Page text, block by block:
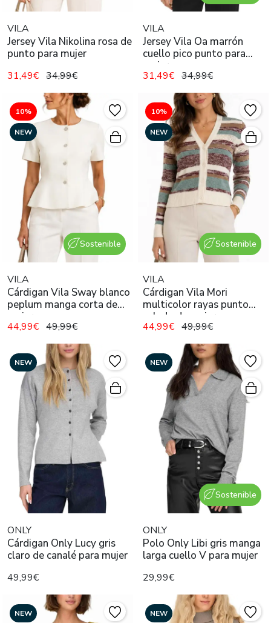
VILA
Jersey Vila Nikolina rosa de
punto para mujer
31,49€ 34,99€
VILA
Jersey Vila Oa marrón
cuello pico punto para
mujer
31,49€ 34,99€
Sostenible
10%
NEW
VILA
Cárdigan Vila Sway blanco
peplum manga corta de
mujer
44,99€ 49,99€
Sostenible
10%
NEW
VILA
Cárdigan Vila Mori
multicolor rayas punto
calado de mujer
44,99€ 49,99€
NEW
ONLY
Cárdigan Only Lucy gris
claro de canalé para mujer
49,99€
Sostenible
NEW
ONLY
Polo Only Libi gris manga
larga cuello V para mujer
29,99€
NEW NEW